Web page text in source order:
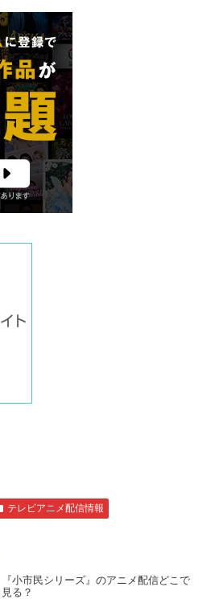
テレビアニメ配信情報
『小市民シリーズ』のアニメ配信どこで
見る？